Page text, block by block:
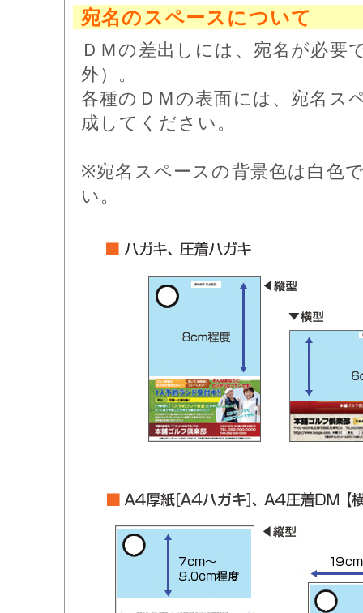
宛名のスペースについて
ＤＭの差出しには、宛名が必要
外）。
各種のＤＭの表面には、宛名ス
成してください。
※宛名スペースの背景色は白色
い。